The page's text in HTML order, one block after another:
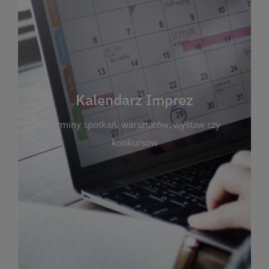
Kalendarz Imprez
terminy spotkań, warsztatów, wystaw czy
konkursów
Kalendarz Imprez
Zakładka ta gromadzi wszystkie planowane
wydarzenia kulturalne i edukacyjne organizowane
przez bibliotekę. Możesz tu sprawdzić terminy
spotkań, warsztatów, wystaw czy konkursów.
Dzięki przejrzystemu kalendarzowi łatwo
zaplanujesz udział w interesujących Cię
wydarzeniach. Aktualizujemy harmonogram na
bieżąco, by zawsze był zgodny z planem pracy
biblioteki. Zapraszamy do śledzenia i uczestnictwa
w życiu kulturalnym miasta!
WIĘCEJ